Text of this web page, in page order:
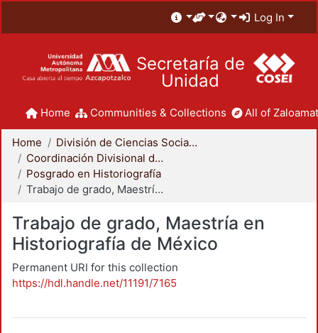
Log In
Secretaría de
Unidad
Home Communities & Collections All of
Home
División de Ciencias Sociales y Humanidades
Coordinación Divisional de Posgrado
Posgrado en Historiografía
Trabajo de grado, Maestría en Historiografía de México
Trabajo de grado, Maestría en
Historiografía de México
Permanent URI for this collection
https://hdl.handle.net/11191/7165